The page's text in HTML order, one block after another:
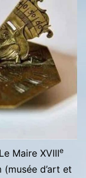
Maire XVIIIe
d’art et